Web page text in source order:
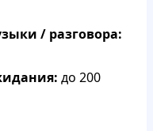
/ разговора:
до 200